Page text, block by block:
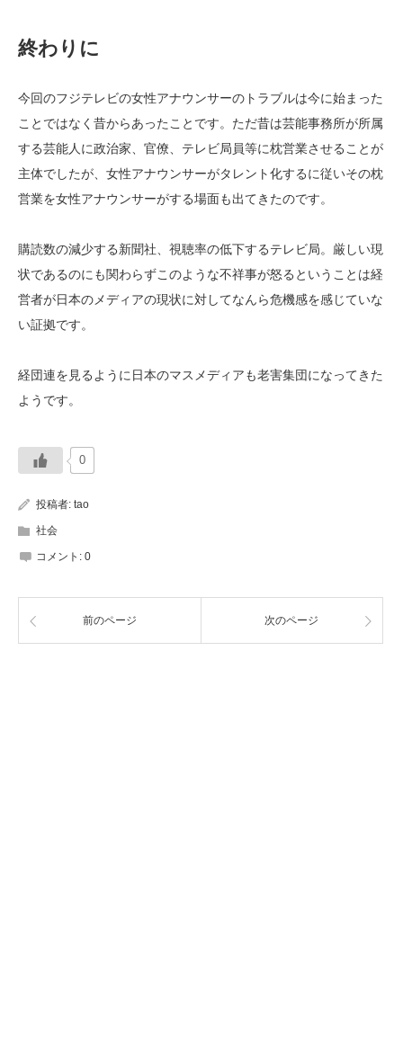
終わりに
今回のフジテレビの女性アナウンサーのトラブルは今に始まった
ことではなく昔からあったことです。ただ昔は芸能事務所が所属
する芸能人に政治家、官僚、テレビ局員等に枕営業させることが
主体でしたが、女性アナウンサーがタレント化するに従いその枕
営業を女性アナウンサーがする場面も出てきたのです。
購読数の減少する新聞社、視聴率の低下するテレビ局。厳しい現
状であるのにも関わらずこのような不祥事が怒るということは経
営者が日本のメディアの現状に対してなんら危機感を感じていな
い証拠です。
経団連を見るように日本のマスメディアも老害集団になってきた
ようです。
0
投稿者: tao
社会
コメント: 0
前のページ 次のページ